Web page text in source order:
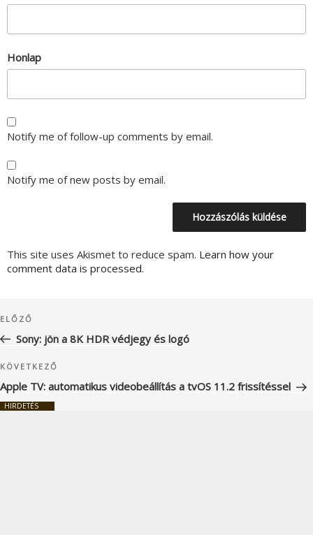
Honlap
Notify me of follow-up comments by email.
Notify me of new posts by email.
This site uses Akismet to reduce spam. Learn how your
comment data is processed.
navigáció
Korábbi
bejegyzés
ELŐZŐ
Sony: jön a 8K HDR védjegy és logó
Következő
bejegyzés
KÖVETKEZŐ
Apple TV: automatikus videobeállítás a tvOS 11.2 frissítéssel
HIRDETÉS